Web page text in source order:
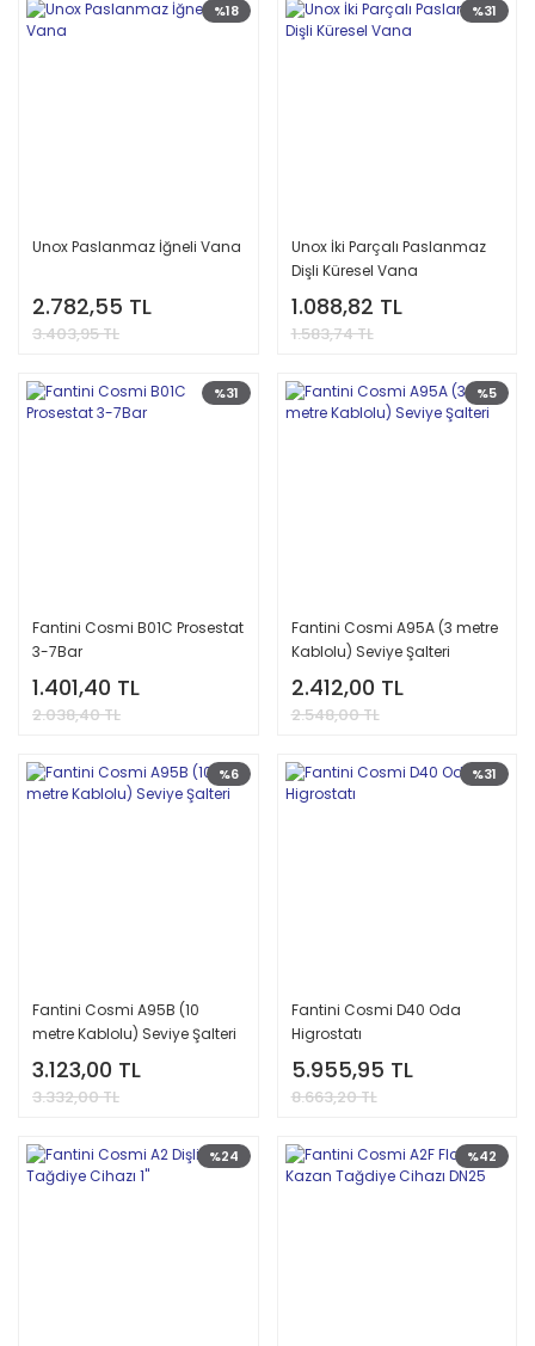
%18
Unox Paslanmaz İğneli Vana
2.782,55 TL
3.403,95 TL
%31
Unox İki Parçalı Paslanmaz
Dişli Küresel Vana
1.088,82 TL
1.583,74 TL
%31
Fantini Cosmi B01C Prosestat
3-7Bar
1.401,40 TL
2.038,40 TL
%5
Fantini Cosmi A95A (3 metre
Kablolu) Seviye Şalteri
2.412,00 TL
2.548,00 TL
%6
Fantini Cosmi A95B (10
metre Kablolu) Seviye Şalteri
3.123,00 TL
3.332,00 TL
%31
Fantini Cosmi D40 Oda
Higrostatı
5.955,95 TL
8.663,20 TL
%24 %42